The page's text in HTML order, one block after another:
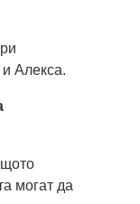
Алекса.
могат да